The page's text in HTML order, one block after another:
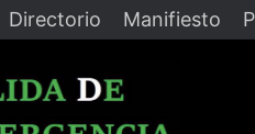
Directorio Manifiesto